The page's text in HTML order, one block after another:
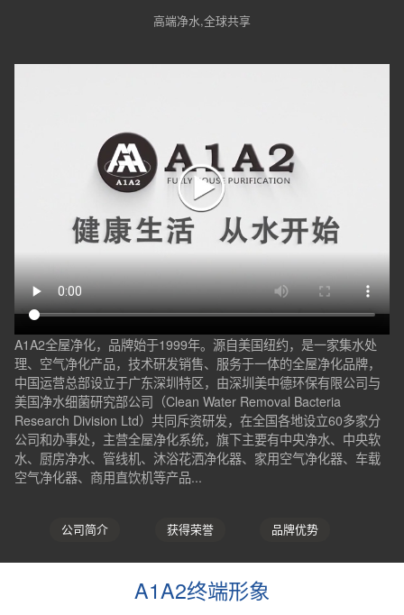
高端净水,全球共享
A1A2全屋净化，品牌始于1999年。源自美国纽约，是一家集水处
理、空气净化产品，技术研发销售、服务于一体的全屋净化品牌，
中国运营总部设立于广东深圳特区，由深圳美中德环保有限公司与
美国净水细菌研究部公司（Clean Water Removal Bacteria
Research Division Ltd）共同斥资研发，在全国各地设立60多家分
公司和办事处，主营全屋净化系统，旗下主要有中央净水、中央软
水、厨房净水、管线机、沐浴花洒净化器、家用空气净化器、车载
空气净化器、商用直饮机等产品...
公司简介 获得荣誉 品牌优势
A1A2终端形象